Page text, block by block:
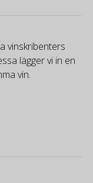
vinskribenters
lägger vi in en
vin.